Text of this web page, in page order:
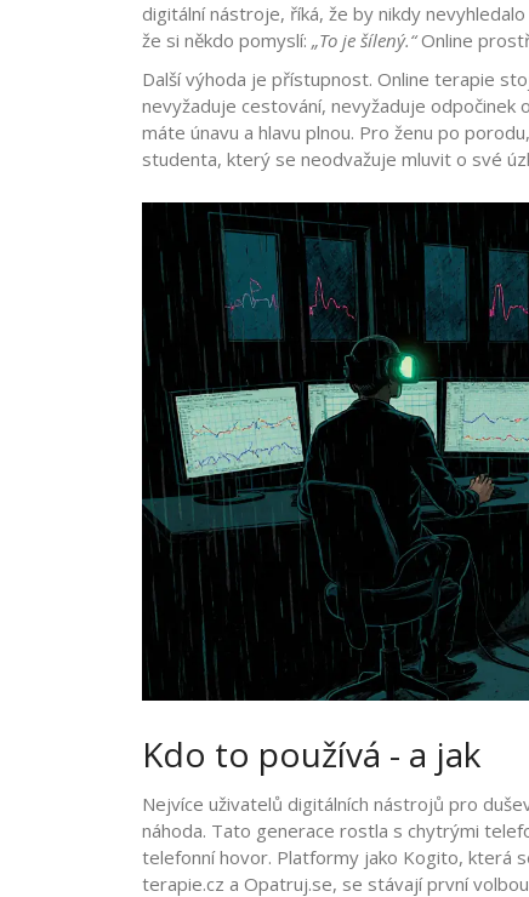
digitální nástroje, říká, že by nikdy
že si někdo pomyslí: „To je šílený.“Online
Další výhoda je přístupnost. Online terapie
nevyžaduje cestování, nevyžaduje
máte únavu a hlavu plnou. Pro ženu po
studenta, který se neodvažuje mluvit o své
Kdo to používá - a jak
Nejvíce uživatelů digitálních nástrojů pro
náhoda. Tato generace rostla s chytrými
telefonní hovor. Platformy jako Kogito, která
terapie.cz a Opatruj.se, se stávají první